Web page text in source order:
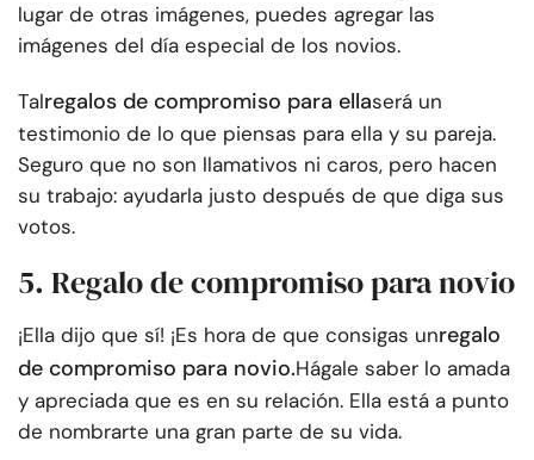
lugar de otras imágenes, puedes agregar las
imágenes del día especial de los novios.
Talregalos de compromiso para ellaserá un
testimonio de lo que piensas para ella y su pareja.
Seguro que no son llamativos ni caros, pero hacen
su trabajo: ayudarla justo después de que diga sus
votos.
5. Regalo de compromiso para novio
¡Ella dijo que sí! ¡Es hora de que consigas unregalo
de compromiso para novio.Hágale saber lo amada
y apreciada que es en su relación. Ella está a punto
de nombrarte una gran parte de su vida.